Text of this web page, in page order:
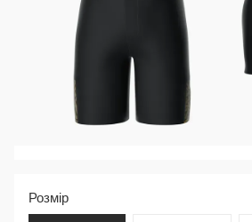
Розмір